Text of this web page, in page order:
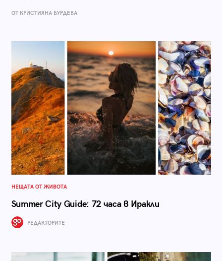
ОТ КРИСТИЯНА БУРДЕВА
НЕЩАТА ОТ ЖИВОТА
Summer City Guide: 72 часа в Иракли
РЕДАКТОРИТЕ